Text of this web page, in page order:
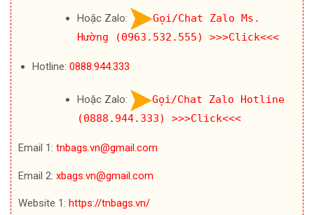
Hoặc Zalo:
Gọi/Chat Zalo Ms.
Hường (0963.532.555)
>>>Click<<<
Hotline: 0888.944.333
Hoặc Zalo:
Gọi/Chat Zalo Hotline
(0888.944.333)
>>>Click<<<
Email 1: tnbags.vn@gmail.com
Email 2: xbags.vn@gmail.com
Website 1: https://tnbags.vn/